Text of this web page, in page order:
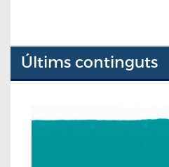
Últims continguts